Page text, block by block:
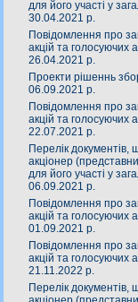
для його участі у
30.04.2021 р.
Повідомлення про
акцій та голосуючих
26.04.2021 р.
Проекти рішеннь
06.09.2021 р.
Повідомлення про
акцій та голосуючих
22.07.2021 р.
Перелік документів,
акціонер
для його участі у
06.09.2021 р.
Повідомлення про
акцій та голосуючих
01.09.2021 р.
Повідомлення про
акцій та голосуючих
21.11.2022 р.
Перелік документів,